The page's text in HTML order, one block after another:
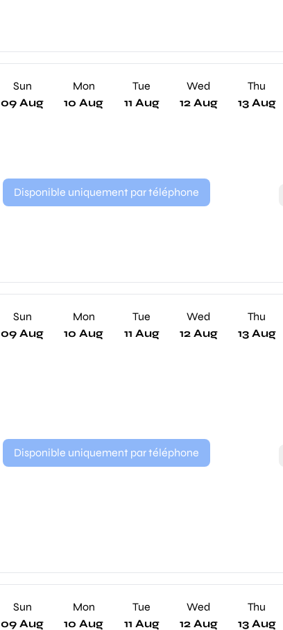
Sun
09 Aug
Mon
10 Aug
Tue
11 Aug
Wed
12 Aug
Thu
13 Aug
Disponible uniquement par téléphone
Sun
09 Aug
Mon
10 Aug
Tue
11 Aug
Wed
12 Aug
Thu
13 Aug
Disponible uniquement par téléphone
Sun
09 Aug
Mon
10 Aug
Tue
11 Aug
Wed
12 Aug
Thu
13 Aug